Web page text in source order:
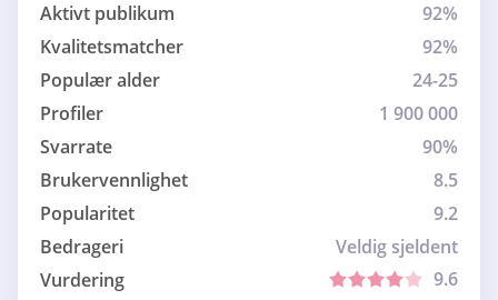
Aktivt publikum
92%
Kvalitetsmatcher
92%
Populær alder
24-25
Profiler
1 900 000
Svarrate
90%
Brukervennlighet
8.5
Popularitet
9.2
Bedrageri
Veldig sjeldent
Vurdering
9.6